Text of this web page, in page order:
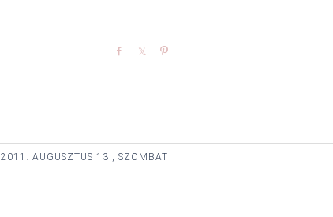
Share Share
2011. AUGUSZTUS 13., SZOMBAT